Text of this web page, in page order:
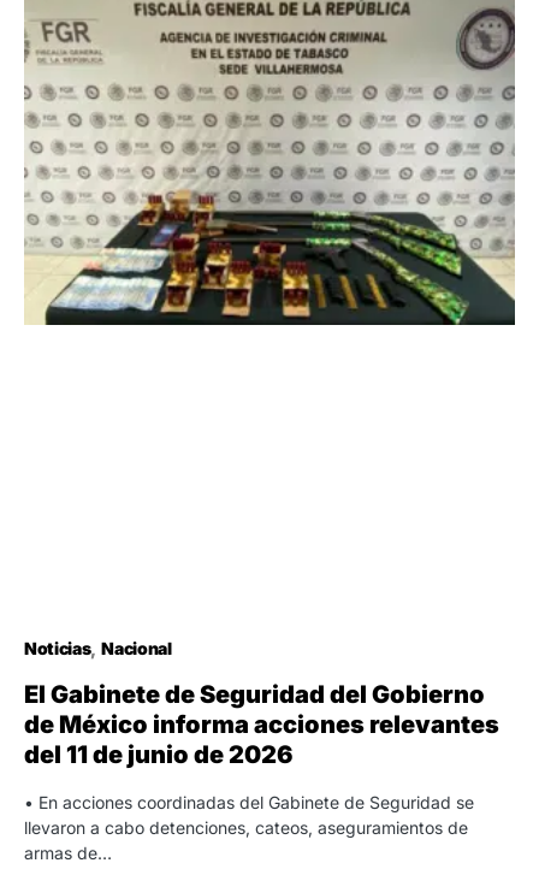
Noticias Nacional
El Gabinete de Seguridad del Gobierno
de México informa acciones relevantes
del 11 de junio de 2026
• En acciones coordinadas del Gabinete de Seguridad se
llevaron a cabo detenciones, cateos, aseguramientos de
armas de…